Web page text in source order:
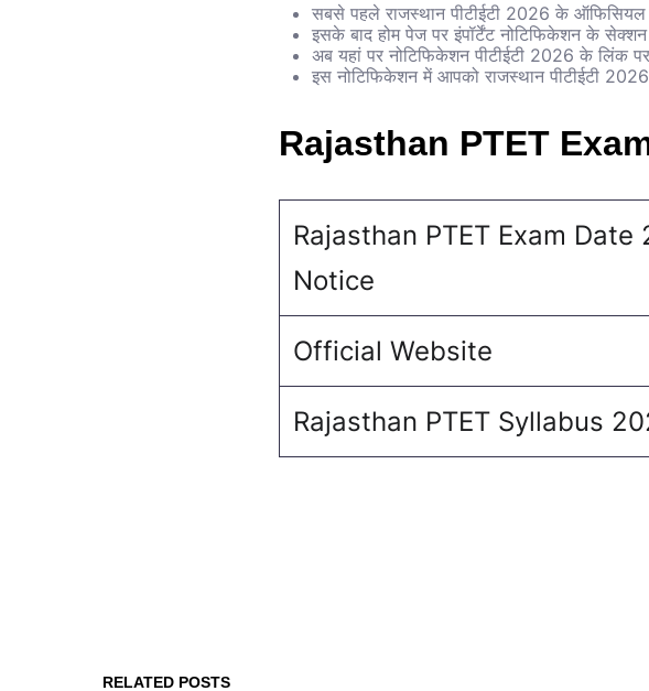
सबसे पहले राजस्थान पीटीईटी 2026 के
इसके बाद होम पेज पर इंपॉर्टेंट नोटिफिकेशन के
अब यहां पर नोटिफिकेशन पीटीईटी 2026 के लिंक
इस नोटिफिकेशन में आपको राजस्थान पीटीईटी 2026
Rajasthan PTET
Rajasthan PTET Exam Date
Notice
Official Website
Rajasthan PTET Syllabus
RELATED POSTS